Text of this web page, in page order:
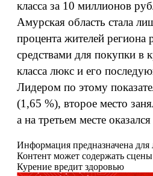
класса за 10 миллионов
Амурская область стала
процента жителей региона
средствами для покупки в
класса люкс и его
Лидером по этому
(1,65 %), второе место
а на третьем месте
Информация предназначена для
Контент может содержать сцены
Курение вредит здоровью